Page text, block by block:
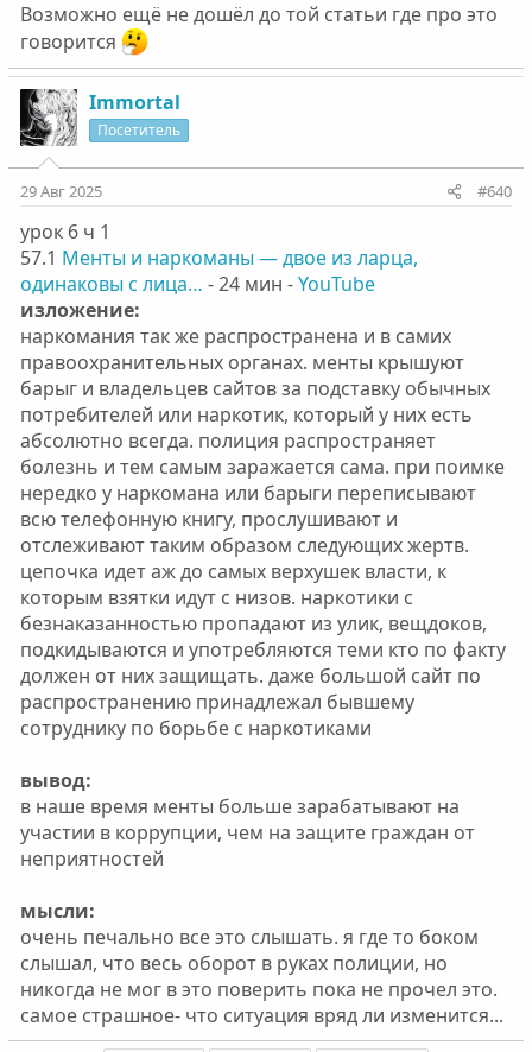
Возможно ещё не дошёл до той статьи где про это
говорится
Immortal
Посетитель
29 Авг 2025 #640
урок 6 ч 1
57.1 Менты и наркоманы — двое из ларца,
одинаковы с лица… - 24 мин -YouTube
изложение:
наркомания так же распространена и в самих
правоохранительных органах. менты крышуют
барыг и владельцев сайтов за подставку обычных
потребителей или наркотик, который у них есть
абсолютно всегда. полиция распространяет
болезнь и тем самым заражается сама. при поимке
нередко у наркомана или барыги переписывают
всю телефонную книгу, прослушивают и
отслеживают таким образом следующих жертв.
цепочка идет аж до самых верхушек власти, к
которым взятки идут с низов. наркотики с
безнаказанностью пропадают из улик, вещдоков,
подкидываются и употребляются теми кто по факту
должен от них защищать. даже большой сайт по
распространению принадлежал бывшему
сотруднику по борьбе с наркотиками
вывод:
в наше время менты больше зарабатывают на
участии в коррупции, чем на защите граждан от
неприятностей
мысли:
очень печально все это слышать. я где то боком
слышал, что весь оборот в руках полиции, но
никогда не мог в это поверить пока не прочел это.
самое страшное- что ситуация вряд ли изменится...